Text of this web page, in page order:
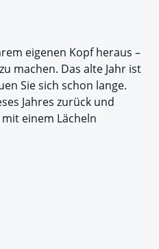
eigenen Kopf heraus –
machen. Das alte Jahr ist
Sie sich schon lange.
Jahres zurück und
einem Lächeln